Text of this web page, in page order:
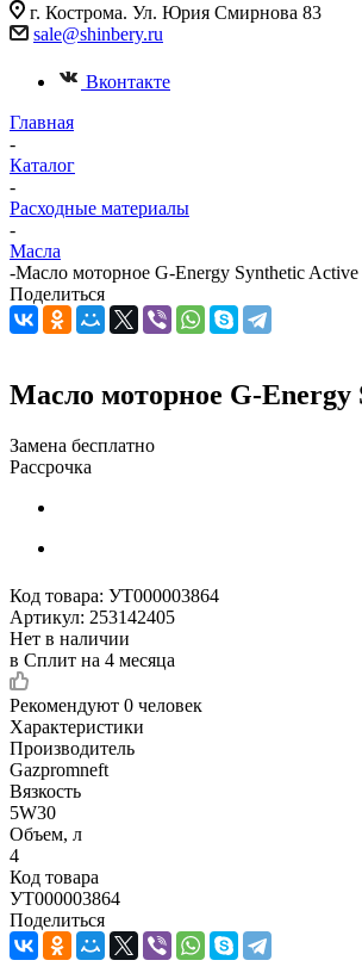
г. Кострома. Ул. Юрия Смирнова 83
sale@shinbery.ru
Вконтакте
Главная
-
Каталог
-
Расходные материалы
-
Масла
-Масло моторное G-Energy Synthetic Active
Поделиться
Масло моторное G-Energy
Замена бесплатно
Рассрочка
Код товара: УТ000003864
Артикул: 253142405
Нет в наличии
в Сплит на 4 месяца
Рекомендуют 0 человек
Характеристики
Производитель
Gazpromneft
Вязкость
5W30
Объем, л
4
Код товара
УТ000003864
Поделиться